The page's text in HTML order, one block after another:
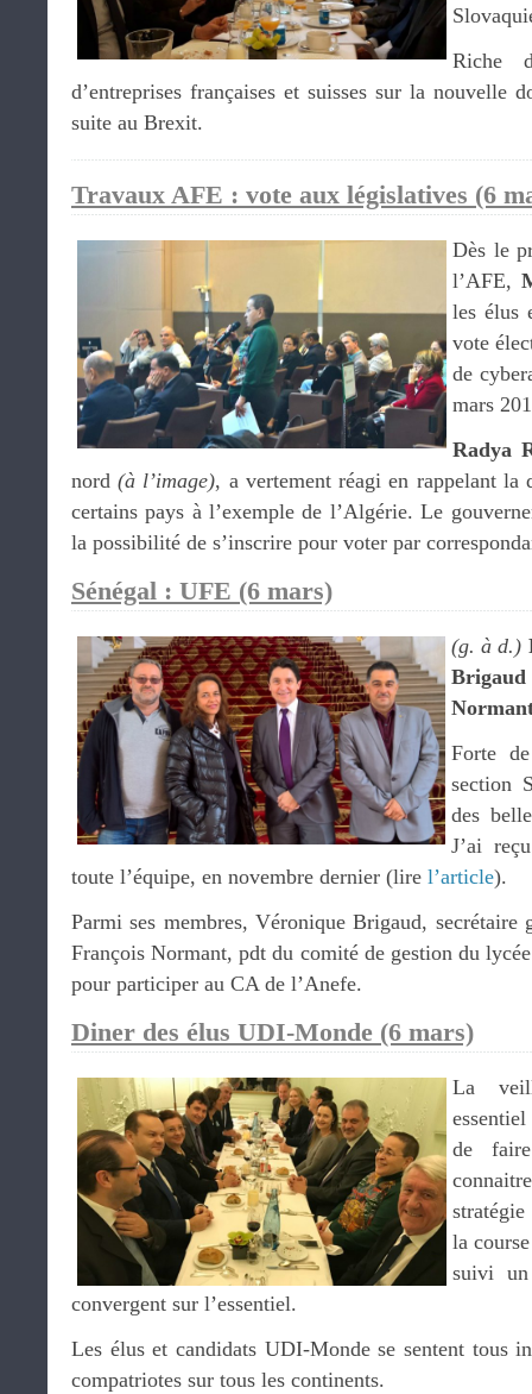
Riche
d’entreprises françaises et suisses sur la nouvelle
suite au Brexit.
Travaux AFE : vote aux législatives (6
Dès le
l’AFE,
les élus
vote
de
mars
Radya
nord(à l’image), a vertement réagi en rappelant la
certains pays à l’exemple de l’Algérie. Le
la possibilité de s’inscrire pour voter par
Sénégal : UFE (6 mars)
(g. à d.)
Brigaud
Forte
section
des
J’ai
toute l’équipe, en novembre dernier (lire l’article).
Parmi ses membres, Véronique Brigaud, secrétaire
François Normant, pdt du comité de gestion du
pour participer au CA de l’Anefe.
Diner des élus UDI-Monde (6 mars)
La
de
la
suivi
convergent sur l’essentiel.
Les élus et candidats UDI-Monde se sentent tous
compatriotes sur tous les continents.